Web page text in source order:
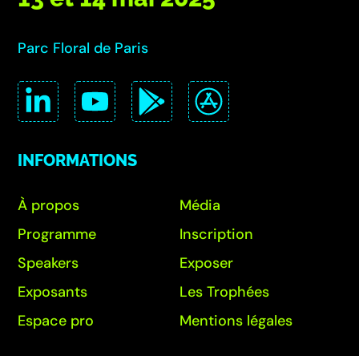
Parc Floral de Paris
INFORMATIONS
À propos
Programme
Speakers
Exposants
Espace pro
Média
Inscription
Exposer
Les Trophées
Mentions légales